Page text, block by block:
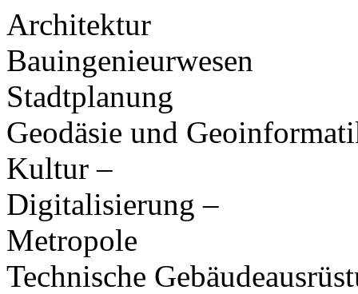
Architektur
Bauingenieurwesen
Stadtplanung
Geodäsie und
Kultur –
Digitalisierung –
Metropole
Technische